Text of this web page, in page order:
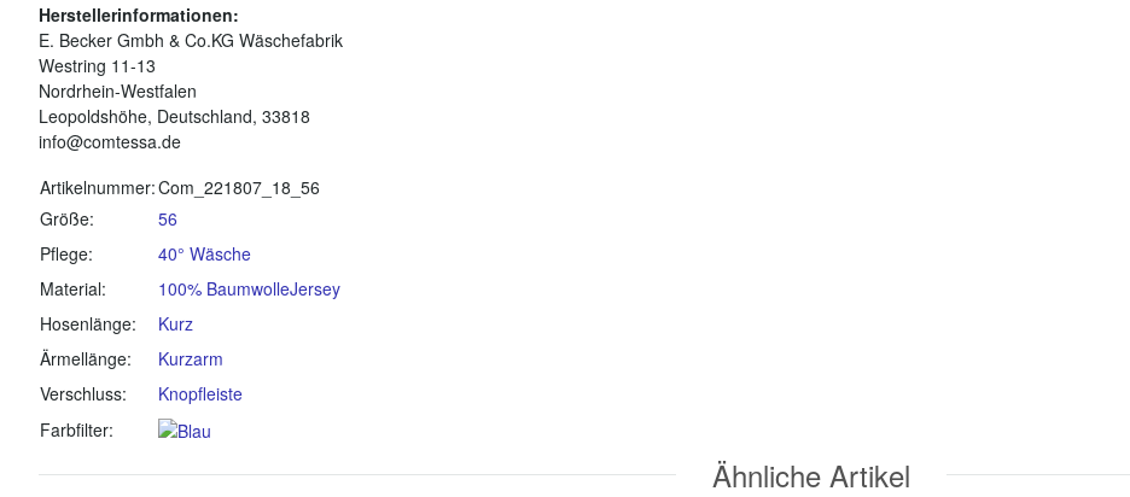
Herstellerinformationen:
E. Becker Gmbh & Co.KG Wäschefabrik
Westring 11-13
Nordrhein-Westfalen
Leopoldshöhe, Deutschland, 33818
info@comtessa.de
Produkteigenschaft
Wert
Artikelnummer:Com_221807_18_56
Größe:
56
Pflege:
40° Wäsche
Material:
100% BaumwolleJersey
Hosenlänge:
Kurz
Ärmellänge:
Kurzarm
Verschluss:
Knopfleiste
Farbfilter:
Ähnliche Artikel